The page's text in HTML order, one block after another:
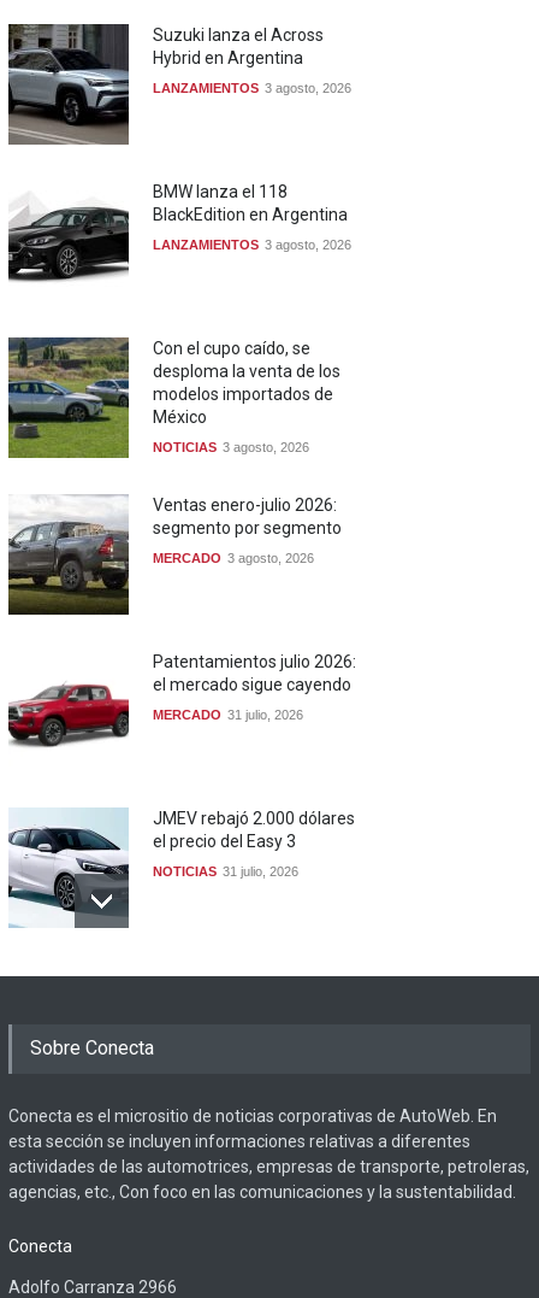
Suzuki lanza el Across
Hybrid en Argentina
LANZAMIENTOS 3 agosto, 2026
BMW lanza el 118
BlackEdition en Argentina
LANZAMIENTOS 3 agosto, 2026
Con el cupo caído, se
desploma la venta de los
modelos importados de
México
NOTICIAS 3 agosto, 2026
Ventas enero-julio 2026:
segmento por segmento
MERCADO 3 agosto, 2026
Patentamientos julio 2026:
el mercado sigue cayendo
MERCADO 31 julio, 2026
JMEV rebajó 2.000 dólares
el precio del Easy 3
NOTICIAS 31 julio, 2026
Sobre Conecta
Conecta es el micrositio de noticias corporativas de AutoWeb. En
esta sección se incluyen informaciones relativas a diferentes
actividades de las automotrices, empresas de transporte, petroleras,
agencias, etc., Con foco en las comunicaciones y la sustentabilidad.
Conecta
Adolfo Carranza 2966